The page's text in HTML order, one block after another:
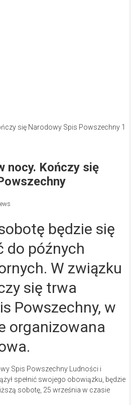
nocy. Kończy się
będzie się
do późnych
W związku
się trwa
Powszechny, w
organizowana
Spis Powszechny Ludności i
spełnić swojego obowiązku, będzie
sobotę, 25 września w czasie